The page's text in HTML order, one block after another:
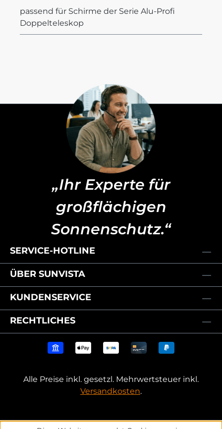
passend für Schirme der Serie Alu-Profi
Doppelteleskop
„Ihr Experte für
großflächigen
Sonnenschutz.“
SERVICE-HOTLINE
ÜBER SUNVISTA
KUNDENSERVICE
RECHTLICHES
Alle Preise inkl. gesetzl. Mehrwertsteuer inkl.
Versandkosten.